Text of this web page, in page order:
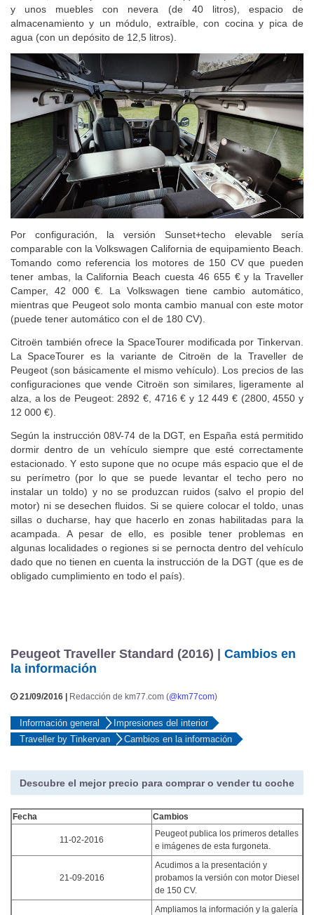
además, la cama para la zona inferior (que es opcional en la otra)
y unos muebles con nevera (de 40 litros), espacio de
almacenamiento y un módulo, extraíble, con cocina y pica de
Por configuración, la versión Sunset+techo elevable sería
comparable con la Volkswagen California de equipamiento Beach.
Tomando como referencia los motores de 150 CV que pueden
tener ambas, la California Beach cuesta 46 655 € y la Traveller
Camper, 42 000 €. La Volkswagen tiene cambio automático,
mientras que Peugeot solo monta cambio manual con este motor
Citroën también ofrece la SpaceTourer modificada por Tinkervan.
La SpaceTourer es la variante de Citroën de la Traveller de
Peugeot (son básicamente el mismo vehículo). Los precios de las
configuraciones que vende Citroën son similares, ligeramente al
alza, a los de Peugeot: 2892 €, 4716 € y 12 449 € (2800, 4550 y
Según la instrucción 08V-74 de la DGT, en España está permitido
dormir dentro de un vehículo siempre que esté correctamente
estacionado. Y esto supone que no ocupe más espacio que el de
su perímetro (por lo que se puede levantar el techo pero no
instalar un toldo) y no se produzcan ruidos (salvo el propio del
motor) ni se desechen fluidos. Si se quiere colocar el toldo, unas
sillas o ducharse, hay que hacerlo en zonas habilitadas para la
acampada. A pesar de ello, es posible tener problemas en
algunas localidades o regiones si se pernocta dentro del vehículo
dado que no tienen en cuenta la instrucción de la DGT (que es de
Peugeot Traveller Standard (2016) |
Información general
Impresiones del interior
Descubre el mejor precio para comprar o vender tu coche
Cambios
Peugeot publica los primeros detalles
e imágenes de esta furgoneta.
Acudimos a la presentación y
probamos la versión con motor Diesel
de 150 CV.